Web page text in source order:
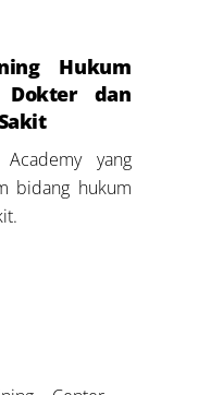
Hukum
Dokter dan
yang
bidang hukum